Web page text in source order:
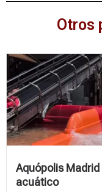
Otros
Aquópolis
acuático